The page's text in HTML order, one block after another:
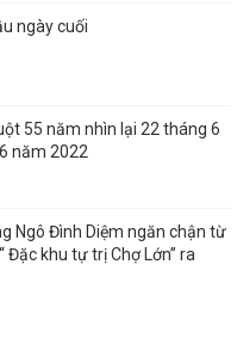
ngày cuối
55 năm nhìn lại 22 tháng 6
năm 2022
Ngô Đình Diệm ngăn chận từ
Đặc khu tự trị Chợ Lớn” ra